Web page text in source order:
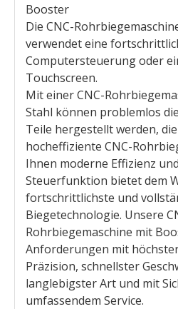
Booster
Die CNC-
verwendet eine
Computersteuerung oder
Touchscreen.
Mit einer CNC-
Stahl können problemlos
Teile hergestellt werden,
hocheffiziente CNC-
Ihnen moderne Effizienz
Steuerfunktion bietet dem
fortschrittlichste und
Biegetechnologie. Unsere
Rohrbiegemaschine mit
Anforderungen mit
Präzision, schnellster
langlebigster Art und mit
umfassendem Service.